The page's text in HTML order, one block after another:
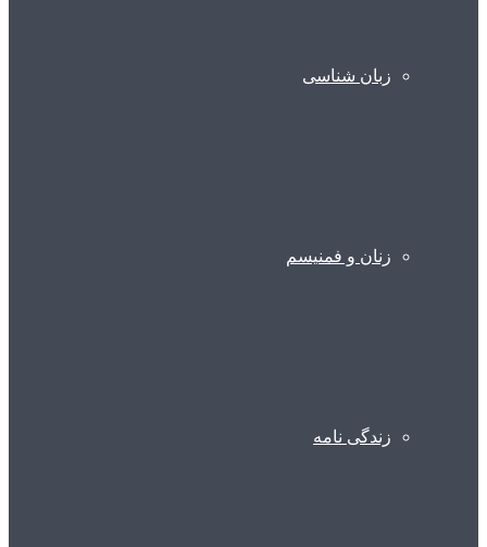
زبان شناسی
زنان و فمنیسم
زندگی نامه